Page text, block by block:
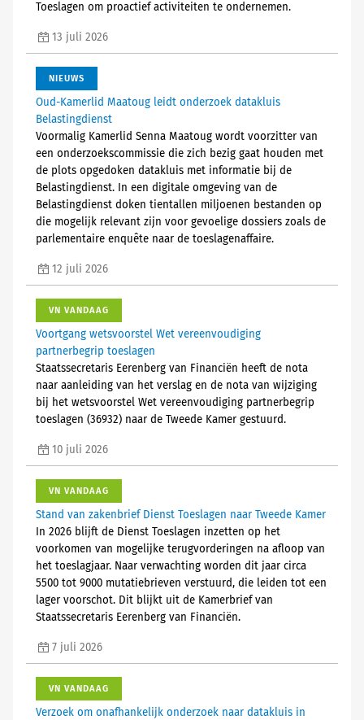
Toeslagen om proactief activiteiten te ondernemen.
13 juli 2026
NIEUWS
Oud-Kamerlid Maatoug leidt onderzoek datakluis
Belastingdienst
Voormalig Kamerlid Senna Maatoug wordt voorzitter van
een onderzoekscommissie die zich bezig gaat houden met
de plots opgedoken datakluis met informatie bij de
Belastingdienst. In een digitale omgeving van de
Belastingdienst doken tientallen miljoenen bestanden op
die mogelijk relevant zijn voor gevoelige dossiers zoals de
parlementaire enquête naar de toeslagenaffaire.
12 juli 2026
VN VANDAAG
Voortgang wetsvoorstel Wet vereenvoudiging
partnerbegrip toeslagen
Staatssecretaris Eerenberg van Financiën heeft de nota
naar aanleiding van het verslag en de nota van wijziging
bij het wetsvoorstel Wet vereenvoudiging partnerbegrip
toeslagen (36932) naar de Tweede Kamer gestuurd.
10 juli 2026
VN VANDAAG
Stand van zakenbrief Dienst Toeslagen naar Tweede Kamer
In 2026 blijft de Dienst Toeslagen inzetten op het
voorkomen van mogelijke terugvorderingen na afloop van
het toeslagjaar. Naar verwachting worden dit jaar circa
5500 tot 9000 mutatiebrieven verstuurd, die leiden tot een
lager voorschot. Dit blijkt uit de Kamerbrief van
Staatssecretaris Eerenberg van Financiën.
7 juli 2026
VN VANDAAG
Verzoek om onafhankelijk onderzoek naar datakluis in